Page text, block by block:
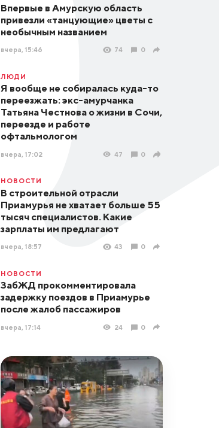
Впервые в Амурскую область
привезли «танцующие» цветы с
необычным названием
вчера, 15:46 74 0
ЛЮДИ
Я вообще не собиралась куда-то
переезжать: экс-амурчанка
Татьяна Честнова о жизни в Сочи,
переезде и работе
офтальмологом
вчера, 17:02 47 0
НОВОСТИ
В строительной отрасли
Приамурья не хватает больше 55
тысяч специалистов. Какие
зарплаты им предлагают
вчера, 18:57 43 0
НОВОСТИ
ЗабЖД прокомментировала
задержку поездов в Приамурье
после жалоб пассажиров
вчера, 17:14 24 0